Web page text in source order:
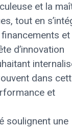
et la
tout en
d’innovation
dans
et
soulignent une